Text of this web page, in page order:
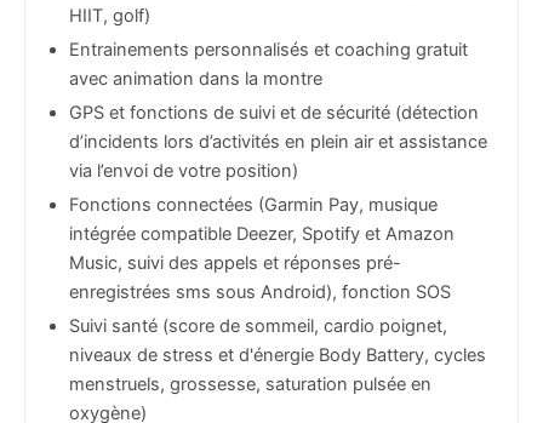
HIIT, golf)
Entrainements personnalisés et coaching gratuit
avec animation dans la montre
GPS et fonctions de suivi et de sécurité (détection
d’incidents lors d’activités en plein air et assistance
via l’envoi de votre position)
Fonctions connectées (Garmin Pay, musique
intégrée compatible Deezer, Spotify et Amazon
Music, suivi des appels et réponses pré-
enregistrées sms sous Android), fonction SOS
Suivi santé (score de sommeil, cardio poignet,
niveaux de stress et d'énergie Body Battery, cycles
menstruels, grossesse, saturation pulsée en
oxygène)